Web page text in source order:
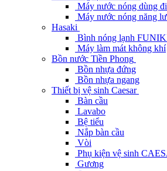
Máy nước nóng dùng
Máy nước nóng năng
Hasaki
Bình nóng lạnh
Máy làm mát không khí
Bồn nước Tiền Phong
Bồn nhựa đứng
Bồn nhựa ngang
Thiết bị vệ sinh Caesar
Bàn cầu
Lavabo
Bệ tiểu
Nắp bàn cầu
Vòi
Phụ kiện vệ sinh
Gương